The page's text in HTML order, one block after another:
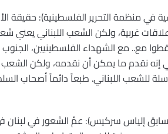
في منظمة التحرير الفلسطينية): حقيقة
غربية، ولكن الشعب اللبناني
مع.. مع الشهداء الفلسطينيين،
نقدم ما يمكن أن نقدمه، ولكن الشعب -
للشعب اللبناني. طبعاً دائماً
إلياس سركيس): عمَّ الشعور في